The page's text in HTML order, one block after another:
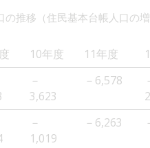
推移（住民基本台帳人口の増
10年度 11年度
－
3,623
－6,578
－
1,019
－6,263